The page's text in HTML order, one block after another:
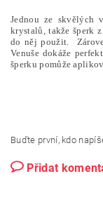
Jednou ze skvělých
krystalů, takže šperk
do něj použit.
Venuše dokáže
šperku pomůže
Buďte první, kdo
Přidat